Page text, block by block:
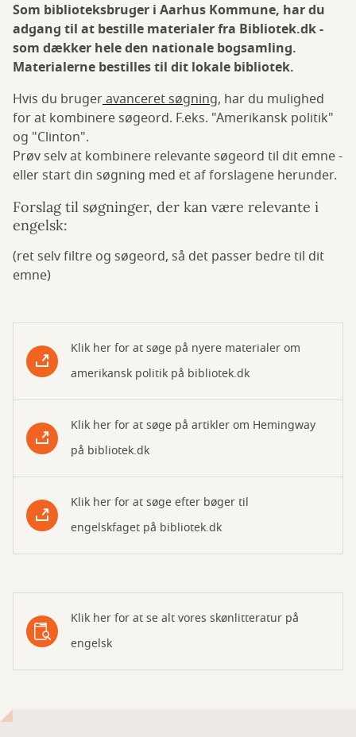
Som biblioteksbruger i Aarhus Kommune, har du
adgang til at bestille materialer fra Bibliotek.dk -
som dækker hele den nationale bogsamling.
Materialerne bestilles til dit lokale bibliotek.
Hvis du brugeravanceret søgning, har du mulighed
for at kombinere søgeord. F.eks. "Amerikansk politik"
og "Clinton".
Prøv selv at kombinere relevante søgeord til dit emne -
eller start din søgning med et af forslagene herunder.
Forslag til søgninger, der kan være relevante i
engelsk:
(ret selv filtre og søgeord, så det passer bedre til dit
emne)
Klik her for at søge på nyere materialer om
amerikansk politik på bibliotek.dk
Klik her for at søge på artikler om Hemingway
på bibliotek.dk
Klik her for at søge efter bøger til
engelskfaget på bibliotek.dk
Klik her for at se alt vores skønlitteratur på
engelsk